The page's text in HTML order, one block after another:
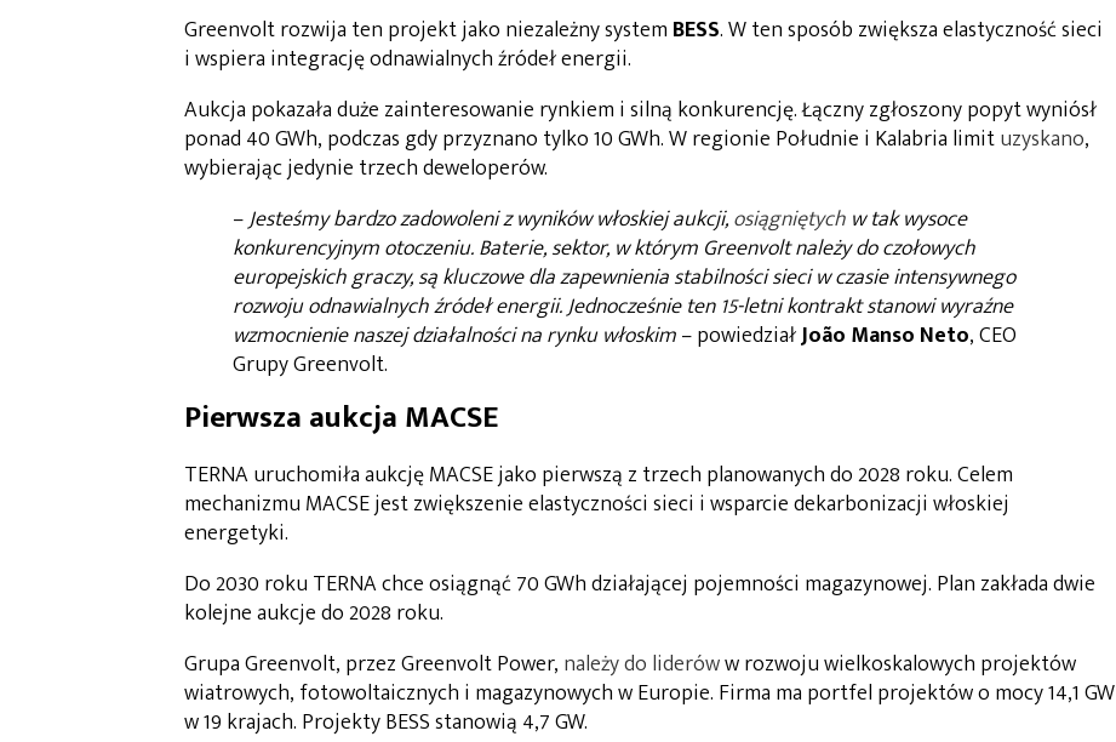
Greenvolt rozwija ten projekt jako niezależny system BESS. W ten sposób zwiększa elastyczność sieci
i wspiera integrację odnawialnych źródeł energii.
Aukcja pokazała duże zainteresowanie rynkiem i silną konkurencję. Łączny zgłoszony popyt wyniósł
ponad 40 GWh, podczas gdy przyznano tylko 10 GWh. W regionie Południe i Kalabria limituzyskano,
wybierając jedynie trzech deweloperów.
–Jesteśmy bardzo zadowoleni z wyników włoskiej aukcji,osiągniętych w tak wysoce
konkurencyjnym otoczeniu. Baterie, sektor, w którym Greenvolt należy do czołowych
europejskich graczy, są kluczowe dla zapewnienia stabilności sieci w czasie intensywnego
rozwoju odnawialnych źródeł energii. Jednocześnie ten 15-letni kontrakt stanowi wyraźne
wzmocnienie naszej działalności na rynku włoskim– powiedziałJoão Manso Neto, CEO
Grupy Greenvolt.
Pierwsza aukcja MACSE
TERNA uruchomiła aukcję MACSE jako pierwszą z trzech planowanych do 2028 roku. Celem
mechanizmu MACSE jest zwiększenie elastyczności sieci i wsparcie dekarbonizacji włoskiej
energetyki.
Do 2030 roku TERNA chce osiągnąć 70 GWh działającej pojemności magazynowej. Plan zakłada dwie
kolejne aukcje do 2028 roku.
Grupa Greenvolt, przez Greenvolt Power, należy do lideróww rozwoju wielkoskalowych projektów
wiatrowych, fotowoltaicznych i magazynowych w Europie. Firma ma portfel projektów o mocy 14,1 GW
w 19 krajach. Projekty BESS stanowią 4,7 GW.